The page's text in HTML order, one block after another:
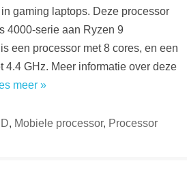
gaming laptops. Deze processor
4000-serie aan Ryzen 9
een processor met 8 cores, en een
4.4 GHz. Meer informatie over deze
meer »
, Mobiele processor, Processor